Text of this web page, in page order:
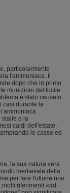
particolarmente
l'ammoniaca. Il
dopo che in primo
munizioni del fucile
è stato causato
casi durante la
ammoniaca
stalle e la
caldi dell'estate,
le casse ed
la sua natura vera
medievale della
per fare l'ottone non
riferimenti «ad